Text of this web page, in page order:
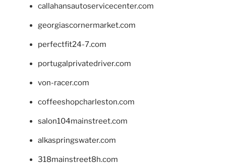
callahansautoservicecenter.com
georgiascornermarket.com
perfectfit24-7.com
portugalprivatedriver.com
von-racer.com
coffeeshopcharleston.com
salon104mainstreet.com
alkaspringswater.com
318mainstreet8h.com